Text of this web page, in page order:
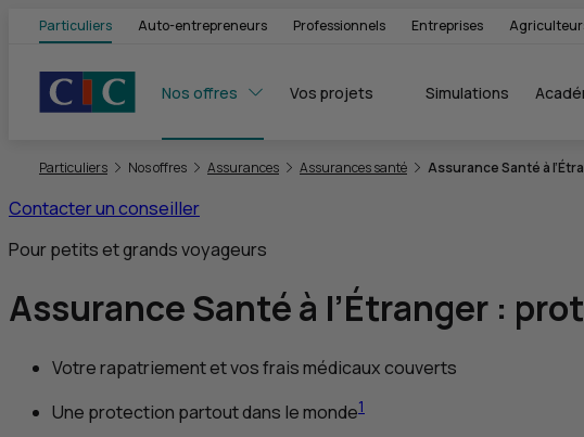
Particuliers Auto-entrepreneurs Professionnels Entreprises
Nos offres Vos projets Simulations
Particuliers Nos offres Assurances Assurances santé Assurance Santé à
Contacter un conseiller
Pour petits et grands voyageurs
Assurance Santé à l’Étranger :
Votre rapatriement et vos frais médicaux couverts
Une protection partout dans le monde1